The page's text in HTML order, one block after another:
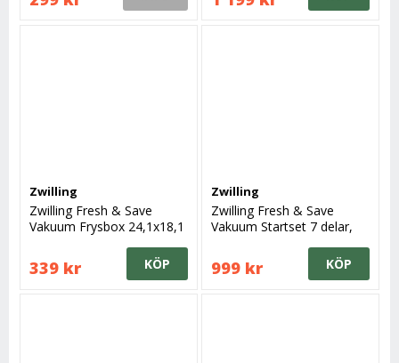
Zwilling
Zwilling Fresh & Save
Vakuum Frysbox 24,1x18,1
339 kr KÖP
Zwilling
Zwilling Fresh & Save
Vakuum Startset 7 delar,
999 kr KÖP